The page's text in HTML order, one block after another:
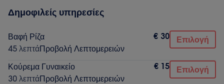
Δημοφιλείς υπηρεσίες
Βαφή Ρίζα
45 λεπτάΠροβολή Λεπτομερειών
€ 30 Επιλογή
Κούρεμα Γυναικείο
30 λεπτάΠροβολή Λεπτομερειών
€ 15 Επιλογή